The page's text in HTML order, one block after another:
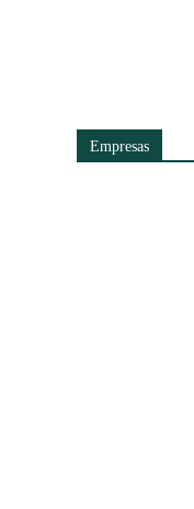
Empresas